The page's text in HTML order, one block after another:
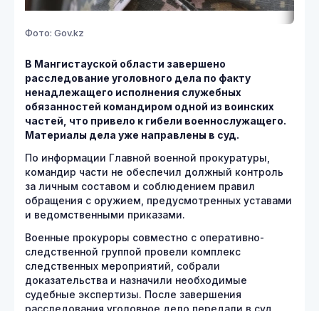
Фото: Gov.kz
В Мангистауской области завершено
расследование уголовного дела по факту
ненадлежащего исполнения служебных
обязанностей командиром одной из воинских
частей, что привело к гибели военнослужащего.
Материалы дела уже направлены в суд.
По информации Главной военной прокуратуры,
командир части не обеспечил должный контроль
за личным составом и соблюдением правил
обращения с оружием, предусмотренных уставами
и ведомственными приказами.
Военные прокуроры совместно с оперативно-
следственной группой провели комплекс
следственных мероприятий, собрали
доказательства и назначили необходимые
судебные экспертизы. После завершения